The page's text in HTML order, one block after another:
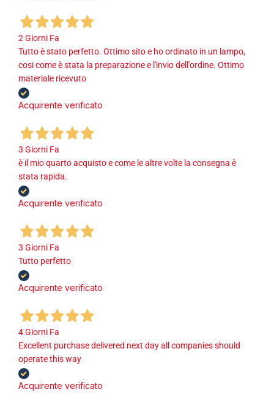
2 Giorni Fa
Tutto è stato perfetto. Ottimo sito e ho ordinato in un lampo,
cosi come è stata la preparazione e l'invio dell'ordine. Ottimo
materiale ricevuto
Acquirente verificato
3 Giorni Fa
è il mio quarto acquisto e come le altre volte la consegna è
stata rapida.
Acquirente verificato
3 Giorni Fa
Tutto perfetto
Acquirente verificato
4 Giorni Fa
Excellent purchase delivered next day all companies should
operate this way
Acquirente verificato